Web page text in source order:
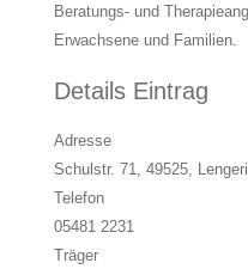
Beratungs- und
Erwachsene und Familien.
Details Eintrag
Adresse
Schulstr. 71, 49525,
Telefon
05481 2231
Träger